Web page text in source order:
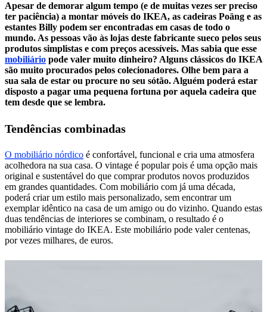
Apesar de demorar algum tempo (e de muitas vezes ser preciso
ter paciência) a montar móveis do IKEA, as cadeiras Poäng e as
estantes Billy podem ser encontradas em casas de todo o
mundo. As pessoas vão às lojas deste fabricante sueco pelos seus
produtos simplistas e com preços acessíveis. Mas sabia que esse
mobiliário pode valer muito dinheiro? Alguns clássicos do IKEA
são muito procurados pelos colecionadores. Olhe bem para a
sua sala de estar ou procure no seu sótão. Alguém poderá estar
disposto a pagar uma pequena fortuna por aquela cadeira que
tem desde que se lembra.
Tendências combinadas
O mobiliário nórdico é confortável, funcional e cria uma atmosfera
acolhedora na sua casa. O vintage é popular pois é uma opção mais
original e sustentável do que comprar produtos novos produzidos
em grandes quantidades. Com mobiliário com já uma década,
poderá criar um estilo mais personalizado, sem encontrar um
exemplar idêntico na casa de um amigo ou do vizinho. Quando estas
duas tendências de interiores se combinam, o resultado é o
mobiliário vintage do IKEA. Este mobiliário pode valer centenas,
por vezes milhares, de euros.